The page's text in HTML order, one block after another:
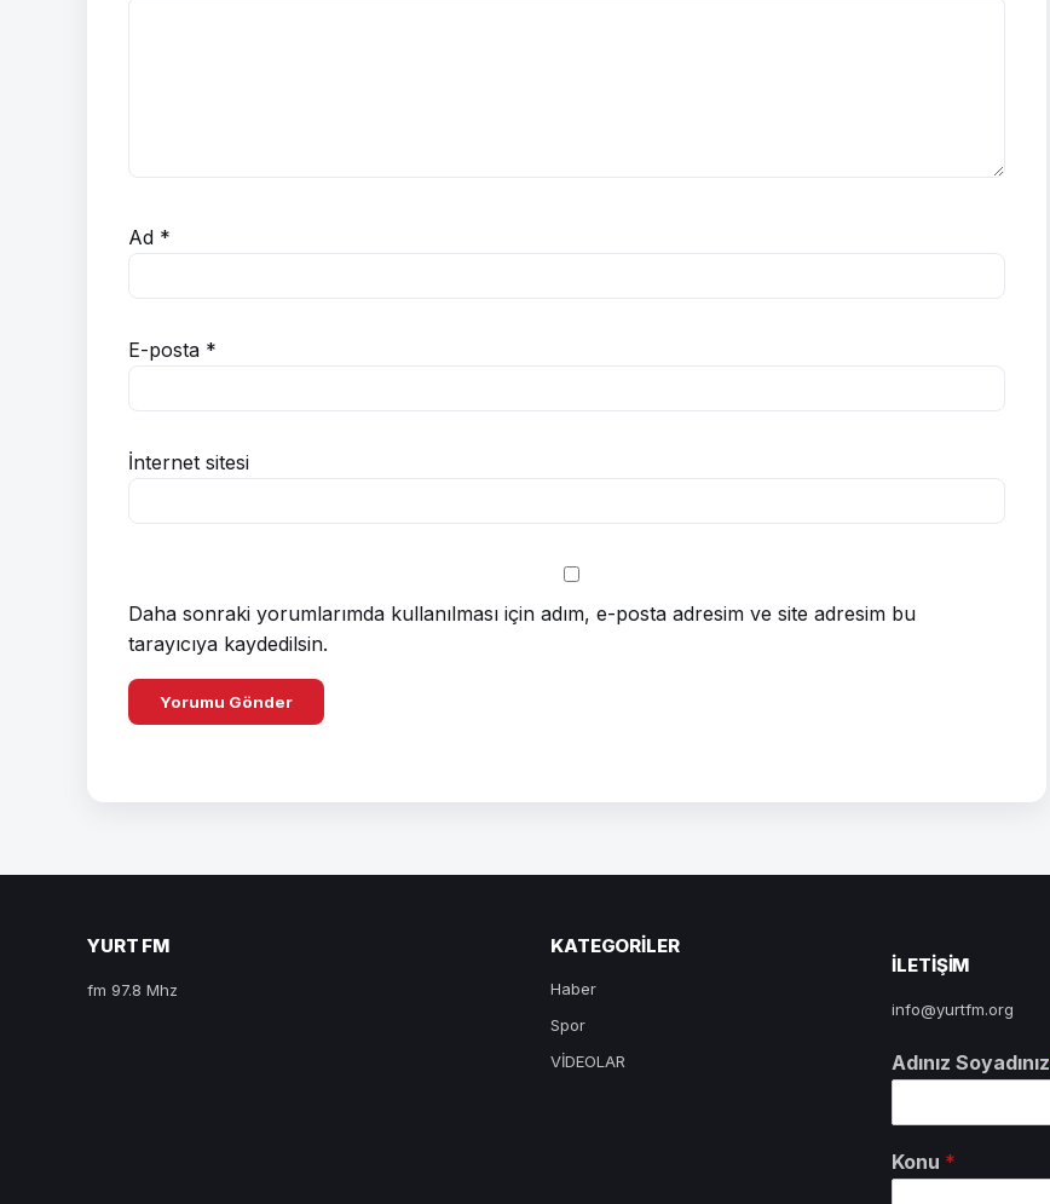
Ad *
E-posta *
İnternet sitesi
Daha sonraki yorumlarımda kullanılması için adım, e-posta adresim ve site adresim bu
tarayıcıya kaydedilsin.
YURT FM
fm 97.8 Mhz
KATEGORILER
Haber
Spor
VİDEOLAR
ILETIŞIM
info@yurtfm.org
Adınız Soyadınız
Konu *